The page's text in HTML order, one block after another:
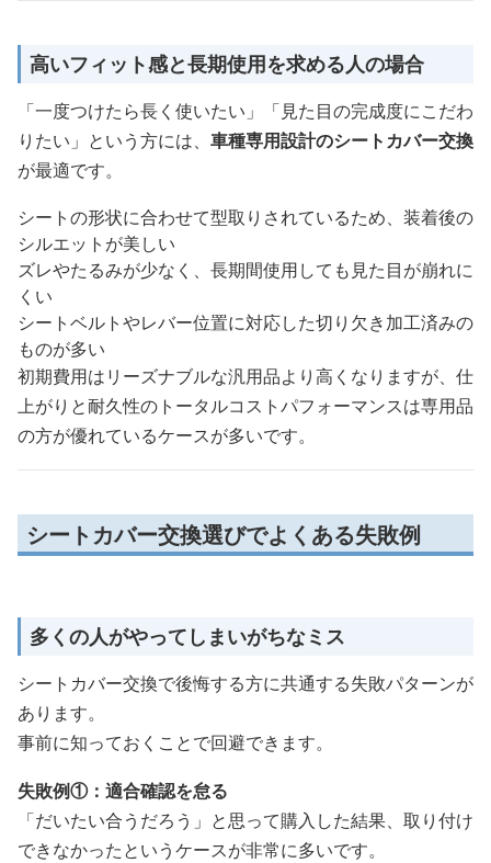
高いフィット感と長期使用を求める人の場合
「一度つけたら長く使いたい」「見た目の完成度にこだわ
りたい」という方には、 車種専用設計のシートカバー交換
が最適です。
シートの形状に合わせて型取りされているため、装着後の
シルエットが美しい
ズレやたるみが少なく、長期間使用しても見た目が崩れに
くい
シートベルトやレバー位置に対応した切り欠き加工済みの
ものが多い
初期費用はリーズナブルな汎用品より高くなりますが、仕
上がりと耐久性のトータルコストパフォーマンスは専用品
の方が優れているケースが多いです。
シートカバー交換選びでよくある失敗例
多くの人がやってしまいがちなミス
シートカバー交換で後悔する方に共通する失敗パターンが
あります。
事前に知っておくことで回避できます。
失敗例①：適合確認を怠る
「だいたい合うだろう」と思って購入した結果、取り付け
できなかったというケースが非常に多いです。